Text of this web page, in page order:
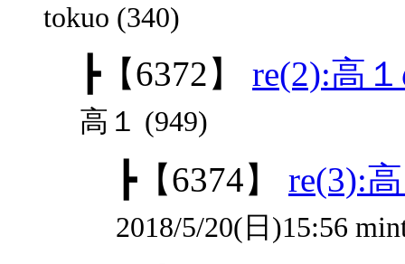
tokuo (340)
┣【6372】 re(2):高
高１ (949)
┣【6374】 re(3):
2018/5/20(日)15:56